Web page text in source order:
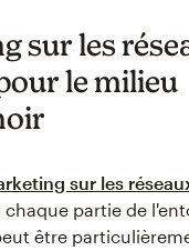
sur les
le milieu
sur les
partie de
être